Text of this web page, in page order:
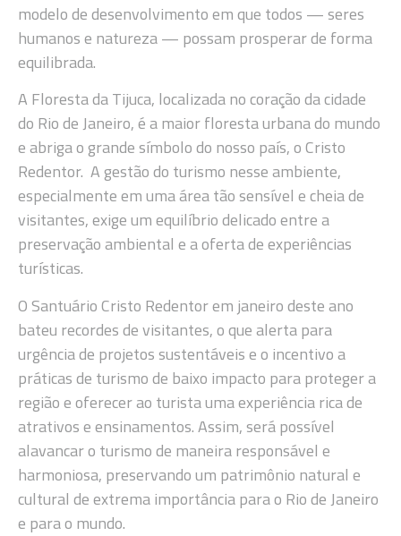
modelo de desenvolvimento em que todos — seres
humanos e natureza — possam prosperar de forma
equilibrada.
A Floresta da Tijuca, localizada no coração da cidade
do Rio de Janeiro, é a maior floresta urbana do mundo
e abriga o grande símbolo do nosso país, o Cristo
Redentor. A gestão do turismo nesse ambiente,
especialmente em uma área tão sensível e cheia de
visitantes, exige um equilíbrio delicado entre a
preservação ambiental e a oferta de experiências
turísticas.
O Santuário Cristo Redentor em janeiro deste ano
bateu recordes de visitantes, o que alerta para
urgência de projetos sustentáveis e o incentivo a
práticas de turismo de baixo impacto para proteger a
região e oferecer ao turista uma experiência rica de
atrativos e ensinamentos. Assim, será possível
alavancar o turismo de maneira responsável e
harmoniosa, preservando um patrimônio natural e
cultural de extrema importância para o Rio de Janeiro
e para o mundo.